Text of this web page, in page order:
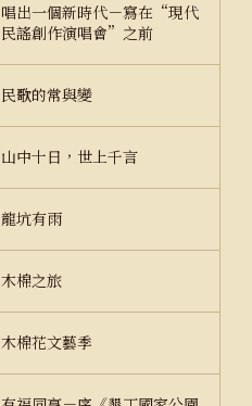
唱出一個新時代－寫在“現代
民謠創作演唱會”之前
民歌的常與變
山中十日，世上千言
龍坑有雨
木棉之旅
木棉花文藝季